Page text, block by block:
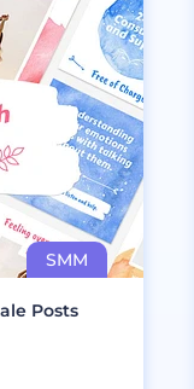
Posts